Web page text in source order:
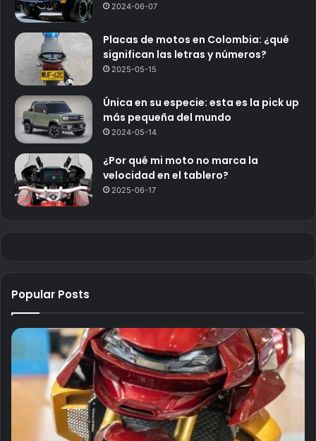
2024-06-07
Placas de motos en Colombia: ¿qué
significan las letras y números?
2025-05-15
Única en su especie: esta es la pick up
más pequeña del mundo
2024-05-14
¿Por qué mi moto no marca la
velocidad en el tablero?
2025-06-17
Popular Posts